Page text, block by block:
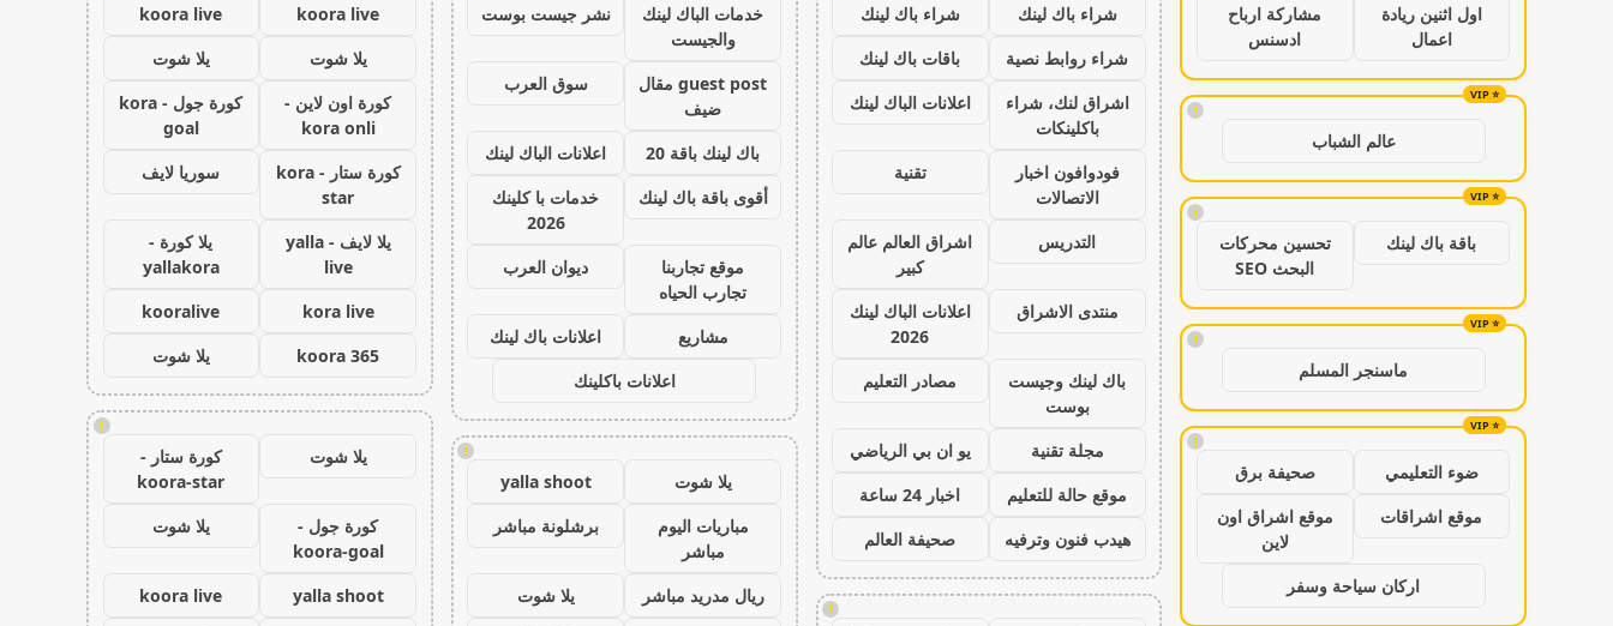
اول اثنين ريادة
اعمال
مشاركة ارباح
ادسنس
!
عالم الشباب
!
باقة باك لينك
تحسين محركات
البحث SEO
!
ماسنجر المسلم
!
ضوء التعليمي
صحيفة برق
موقع اشراقات
موقع اشراق اون
لاين
اركان سياحة وسفر
شراء باك لينك
شراء باك لينك
شراء روابط نصية
باقات باك لينك
اشراق لنك، شراء
باكلينكات
اعلانات الباك لينك
فودوافون اخبار
الاتصالات
تقنية
التدريس
اشراق العالم عالم
كبير
منتدى الاشراق
اعلانات الباك لينك
2026
باك لينك وجيست
بوست
مصادر التعليم
مجلة تقنية
يو ان بي الرياضي
موقع حالة للتعليم
اخبار 24 ساعة
هيدب فنون وترفيه
صحيفة العالم
!
خدمات الباك لينك
والجيست
نشر جيست بوست
guest post مقال
ضيف
سوق العرب
باك لينك باقة 20
اعلانات الباك لينك
أقوى باقة باك لينك
خدمات با كلينك
2026
موقع تجاربنا
تجارب الحياه
ديوان العرب
مشاريع
اعلانات باك لينك
اعلانات باكلينك
!
يلا شوت
yalla shoot
مباريات اليوم
مباشر
برشلونة مباشر
ريال مدريد مباشر
يلا شوت
koora live
koora live
يلا شوت
يلا شوت
كورة اون لاين -
kora onli
كورة جول - kora
goal
كورة ستار - kora
star
سوريا لايف
يلا لايف - yalla
live
يلا كورة -
yallakora
kora live
kooralive
koora 365
يلا شوت
!
يلا شوت
كورة ستار -
koora-star
كورة جول -
koora-goal
يلا شوت
yalla shoot
koora live